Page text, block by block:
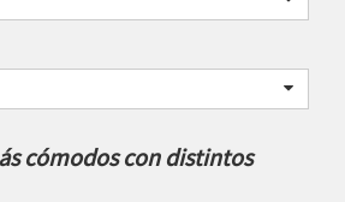
cómodos con distintos